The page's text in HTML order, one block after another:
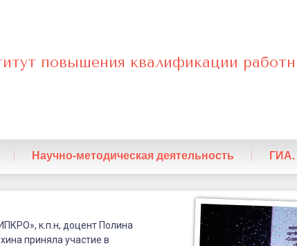
повышения квалификации
Научно-методическая деятельность
к.п.н, доцент Полина
приняла участие в